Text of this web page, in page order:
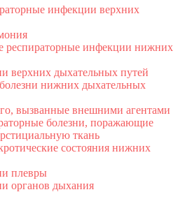
инфекции верхних
респираторные инфекции нижних
верхних дыхательных путей
нижних дыхательных
вызванные внешними агентами
болезни, поражающие
ткань
состояния нижних
плевры
органов дыхания